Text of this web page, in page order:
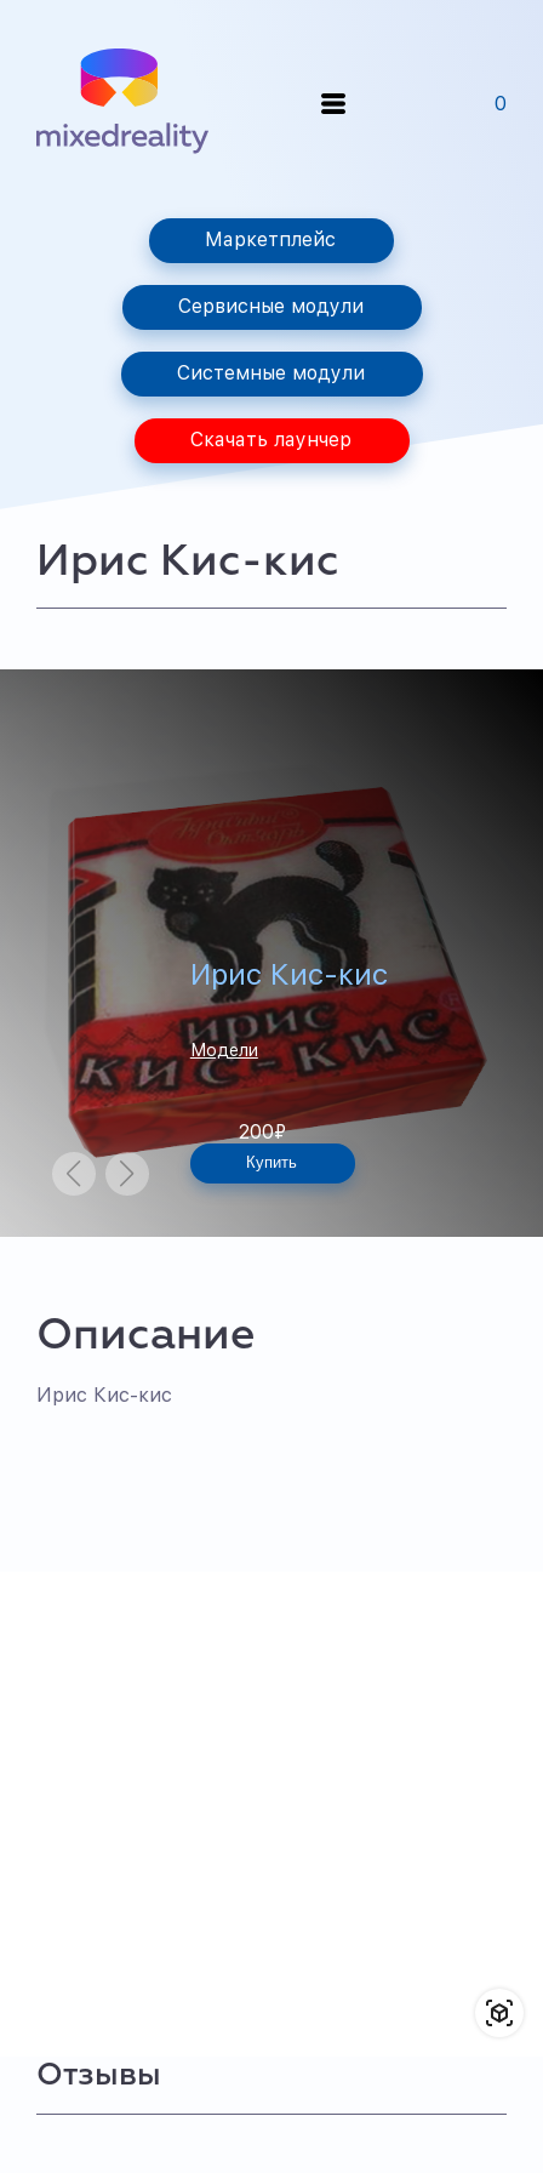
0
Маркетплейс
Сервисные модули
Системные модули
Скачать лаунчер
Ирис Кис-кис
Ирис Кис-кис
Модели
200₽
Купить
Описание
Ирис Кис-кис
Отзывы